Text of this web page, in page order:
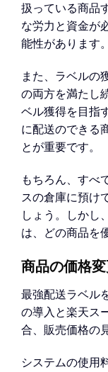
扱っている商品
な労力と資金が
能性があります。
また、ラベルの
の両方を満たし
ベル獲得を目指
に配送のできる
とが重要です。
もちろん、すべ
スの倉庫に預け
しょう。しかし
は、どの商品を
商品の価格
最強配送ラベル
の導入と楽天ス
合、販売価格の
システムの使用